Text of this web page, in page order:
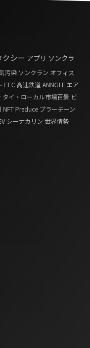
クシー アプリ ソンクラ
汚染 ソンクラン オフィス
EEC 高速鉄道 ANNGLE エア
タイ・ローカル市場百景 ビ
NFTPreduce プラーチーン
シーナカリン 世界情勢